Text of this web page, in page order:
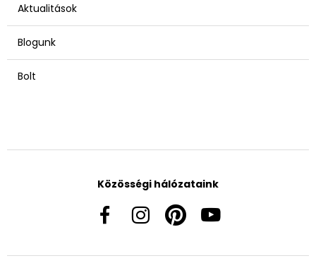
Aktualitások
Blogunk
Bolt
Közösségi hálózataink